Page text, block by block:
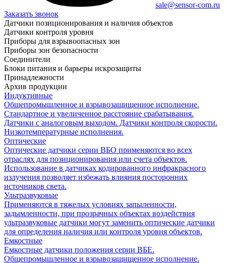
sale@sensor-com.ru
Заказать звонок
Датчики позиционирования и наличия объектов
Датчики контроля уровня
Приборы для взрывоопасных зон
Приборы зон безопасности
Соединители
Блоки питания и барьеры искрозащиты
Принадлежности
Архив продукции
Индуктивные
Общепромышленное и взрывозащищенное исполнение.
Стандартное и увеличенное расстояние срабатывания.
Датчики с аналоговым выходом. Датчики контроля скорости.
Низкотемпературные исполнения.
Оптические
Оптические датчики серии ВБО применяются во всех
отраслях для позиционирования или счета объектов.
Использование в датчиках кодированного инфракрасного
излучения позволяет избежать влияния посторонних
источников света.
Ультразвуковые
Применяются в тяжелых условиях запыленности,
задымленности, при прозрачных объектах воздействия
ультразвуковые датчики могут заменить оптические датчики
для определения наличия или контроля уровня объектов.
Емкостные
Емкостные датчики положения серии ВБЕ.
Общепромышленное и взрывозащищенное исполнение.